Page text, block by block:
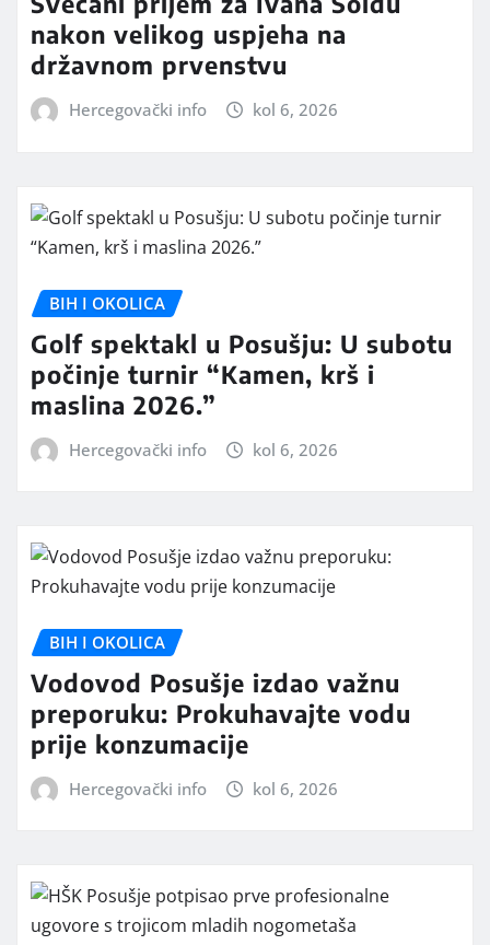
nakon velikog uspjeha na
državnom prvenstvu
Hercegovački info kol 6, 2026
BIH I OKOLICA
Golf spektakl u Posušju: U subotu
počinje turnir “Kamen, krš i
maslina 2026.”
Hercegovački info kol 6, 2026
BIH I OKOLICA
Vodovod Posušje izdao važnu
preporuku: Prokuhavajte vodu
prije konzumacije
Hercegovački info kol 6, 2026